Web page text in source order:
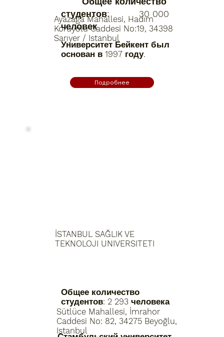
студентов: 30 000
человек
Ayazağa Mahallesi, Hadım
Koruyolu Caddesi No:19, 34398
Sarıyer / Istanbul
Университет Бейкент был
основан в 1997 году.
Подробнее
Общее количество
студентов: 2 293 человека
Sütlüce Mahallesi, İmrahor
Caddesi No: 82, 34275 Beyoğlu,
Istanbul
İSTANBUL SAĞLIK VE
TEKNOLOJI UNIVERSITETI